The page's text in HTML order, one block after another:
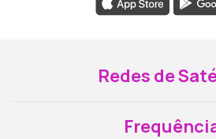
Redes de